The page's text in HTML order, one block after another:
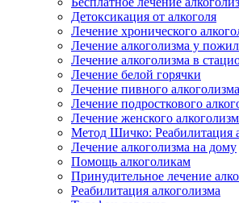
Детоксикация от алкоголя
Лечение хронического
Лечение алкоголизма у
Лечение алкоголизма в
Лечение белой горячки
Лечение пивного алкоголизма
Лечение подросткового
Лечение женского
Метод Шичко: Реабилитация
Лечение алкоголизма на дому
Помощь алкоголикам
Принудительное лечение
Реабилитация алкоголизма